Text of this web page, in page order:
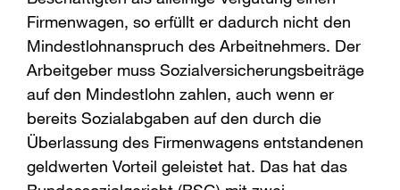
Firmenwagen, so erfüllt er dadurch nicht den
Mindestlohnanspruch des Arbeitnehmers. Der
Arbeitgeber muss Sozialversicherungsbeiträge
auf den Mindestlohn zahlen, auch wenn er
bereits Sozialabgaben auf den durch die
Überlassung des Firmenwagens entstandenen
geldwerten Vorteil geleistet hat. Das hat das